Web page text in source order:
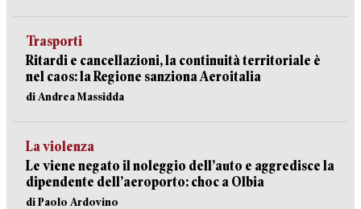
Trasporti
Ritardi e cancellazioni, la continuità territoriale è
nel caos: la Regione sanziona Aeroitalia
di Andrea Massidda
La violenza
Le viene negato il noleggio dell’auto e aggredisce la
dipendente dell’aeroporto: choc a Olbia
di Paolo Ardovino